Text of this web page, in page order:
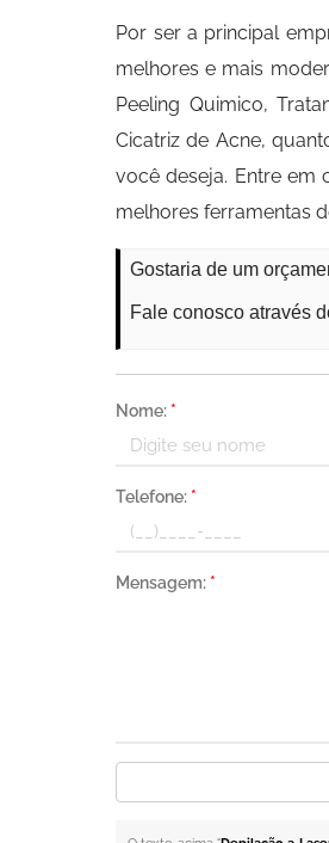
Por ser a principal
melhores e mais
Peeling Quimico,
Cicatriz de Acne,
você deseja. Entre em
melhores ferramentas
Gostaria de um
Fale conosco através
Nome: *
Telefone: *
Mensagem: *